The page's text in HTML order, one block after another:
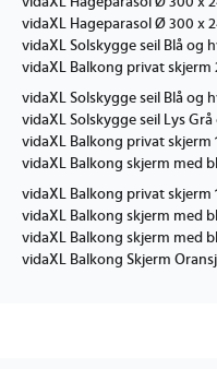
vidaXL Hageparasol Ø 300 x
vidaXL Solskygge seil Blå og
vidaXL Balkong privat skjerm
vidaXL Solskygge seil Blå og
vidaXL Solskygge seil Lys
vidaXL Balkong skjerm med
vidaXL Balkong skjerm med
vidaXL Balkong Skjerm